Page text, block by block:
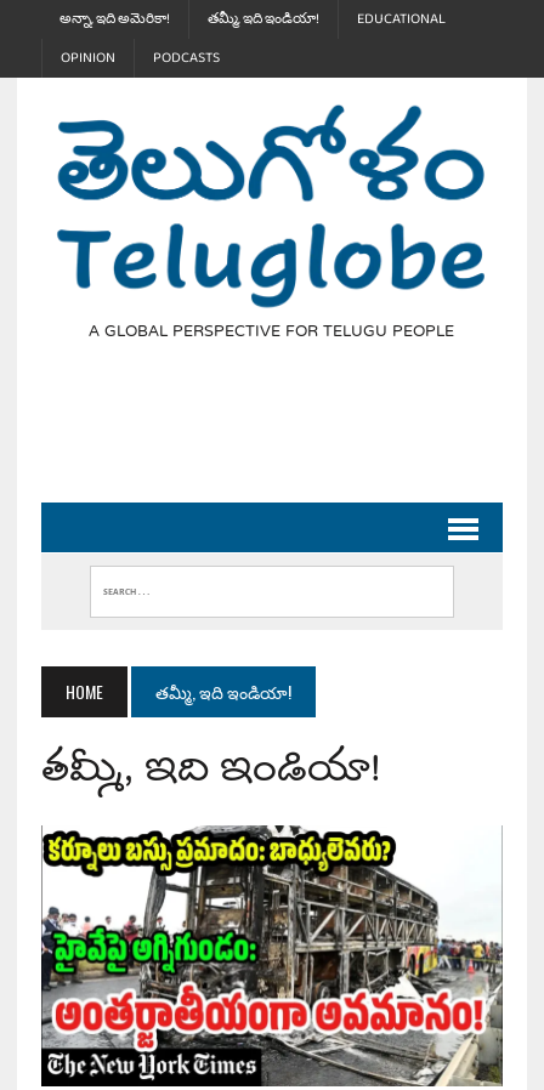
అన్నా, ఇది అమెరికా! తమ్మీ, ఇది ఇండియా!
EDUCATIONAL
OPINION
PODCASTS
A GLOBAL PERSPECTIVE FOR TELUGU PEOPLE
HOME తమ్మీ, ఇది ఇండియా!
తమ్మీ, ఇది ఇండియా!